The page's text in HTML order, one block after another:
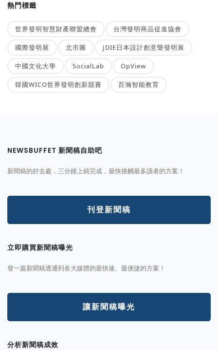
熱門標籤
世界發明智慧財產聯盟總會 台灣發明商品促進協會
國際發明展 北市圖 JDIE日本設計創意暨發明展
中國文化大學 SocialLab OpView
韓國WICO世界發明創新競賽 百瀚智能教育
NEWSBUFFET 新聞稿自助吧
新聞稿的好去處，三分鐘上稿完成，最快接觸最多讀者的方案！
刊登新聞稿
立即購買新聞稿曝光
發一篇新聞稿透通到各大媒體的最快速、最便捷的方案！
讓新聞稿曝光
分析新聞稿成效